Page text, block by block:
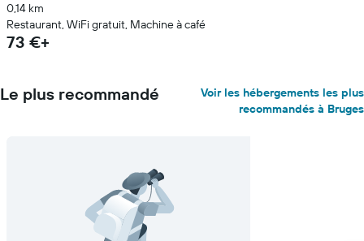
0,14 km
Restaurant, WiFi gratuit, Machine à café
73 €+
Le plus recommandé
Voir les hébergements les plus
recommandés à Bruges